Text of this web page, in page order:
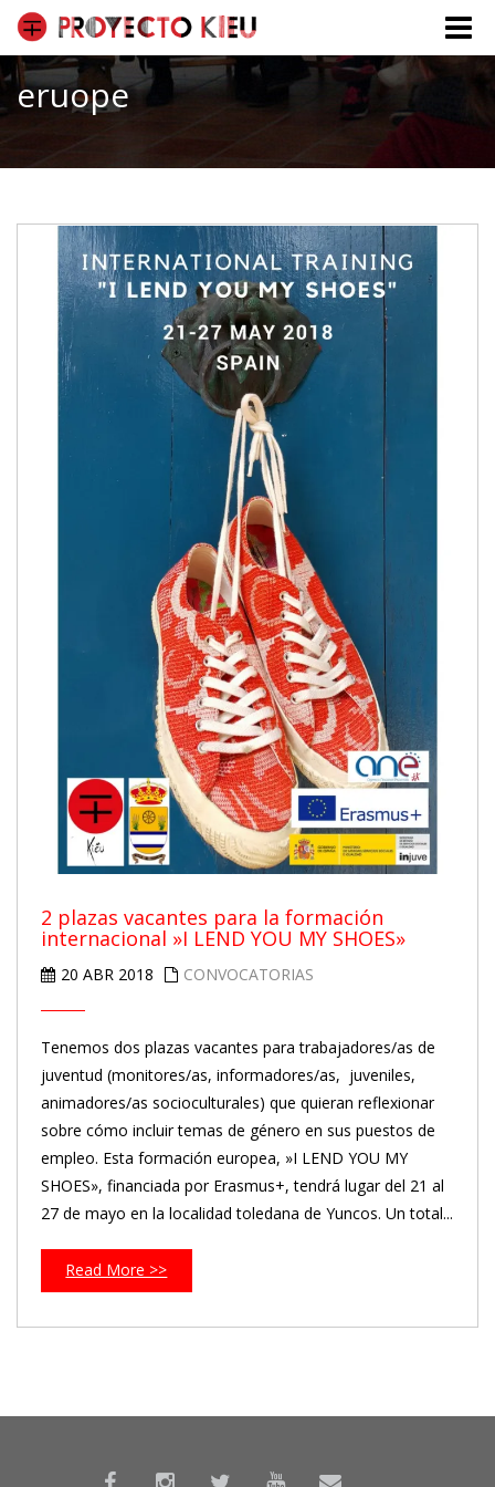
Toggle
eruope
2 plazas vacantes para la formación
internacional »I LEND YOU MY SHOES»
20 ABR 2018 CONVOCATORIAS
Tenemos dos plazas vacantes para trabajadores/as de
juventud (monitores/as, informadores/as, juveniles,
animadores/as socioculturales) que quieran reflexionar
sobre cómo incluir temas de género en sus puestos de
empleo. Esta formación europea, »I LEND YOU MY
SHOES», financiada por Erasmus+, tendrá lugar del 21 al
27 de mayo en la localidad toledana de Yuncos. Un total...
Read More >>